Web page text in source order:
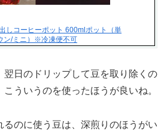
しコーヒーポット 600mlポット（単
ン/ミニ）※冷凍便不可
翌日のドリップして豆を取り除くの
ういうのを使ったほうが良いね。
るのに使う豆は、深煎りのほうがい